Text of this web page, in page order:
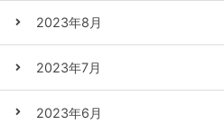
2023年8月
2023年7月
2023年6月